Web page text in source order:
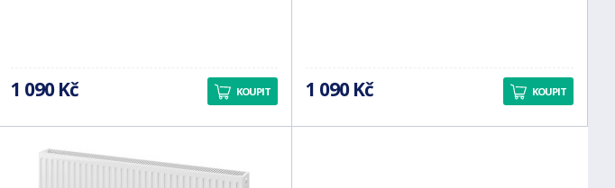
1 090 Kč KOUPIT 1 090 Kč KOUPIT